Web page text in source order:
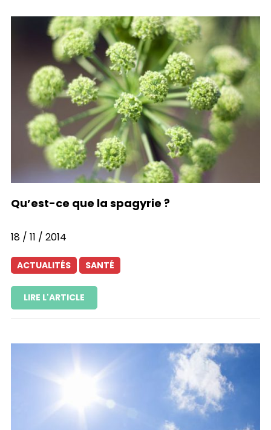
Qu’est-ce que la spagyrie ?
18 / 11 / 2014
ACTUALITÉS SANTÉ
LIRE L'ARTICLE